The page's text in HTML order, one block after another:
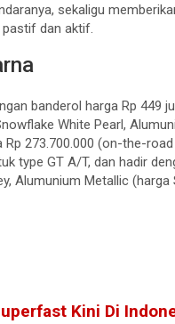
sekaligu
dan aktif.
banderol harga Rp
White Pearl,
Rp 273.700.000 (on-the-
type GT A/T, dan hadir
Alumunium Metallic
Kini Di